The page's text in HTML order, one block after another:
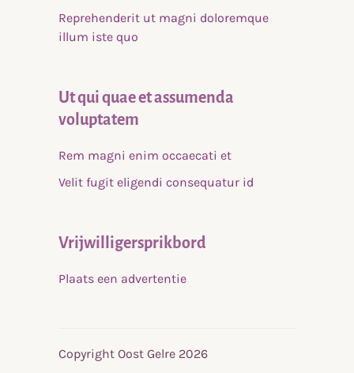
Reprehenderit ut magni doloremque
illum iste quo
Ut qui quae et assumenda
voluptatem
Rem magni enim occaecati et
Velit fugit eligendi consequatur id
Vrijwilligersprikbord
Plaats een advertentie
Copyright Oost Gelre 2026